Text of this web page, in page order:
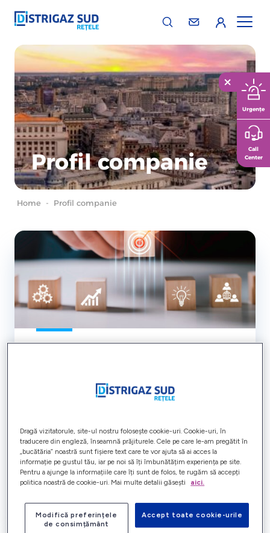
Profil companie
Home - Profil companie
Distrigaz Sud Rețele este lider în distribuția de
gaze naturale în România, cu o expertiză de 51
rețelei sale de distribuție, precum și în
digitalizarea serviciilor oferite clienților.
Află mai mult
Urgențe
Call
Center
Dragă vizitatorule, site-ul nostru folosește cookie-uri. Cookie-uri, în
traducere din engleză, înseamnă prăjiturele. Cele pe care le-am pregătit în
„bucătăria” noastră sunt fișiere text care te vor ajuta să ai acces la
informație pe gustul tău, iar pe noi să îți îmbunătățim experiența pe site.
Pentru a ajunge la informațiile care îți sunt de folos, te rugăm să accepți
politica noastră de cookie-uri. Mai multe detalii găsești
aici.
Modifică preferințele
de consimțământ
Accept toate cookie-urile